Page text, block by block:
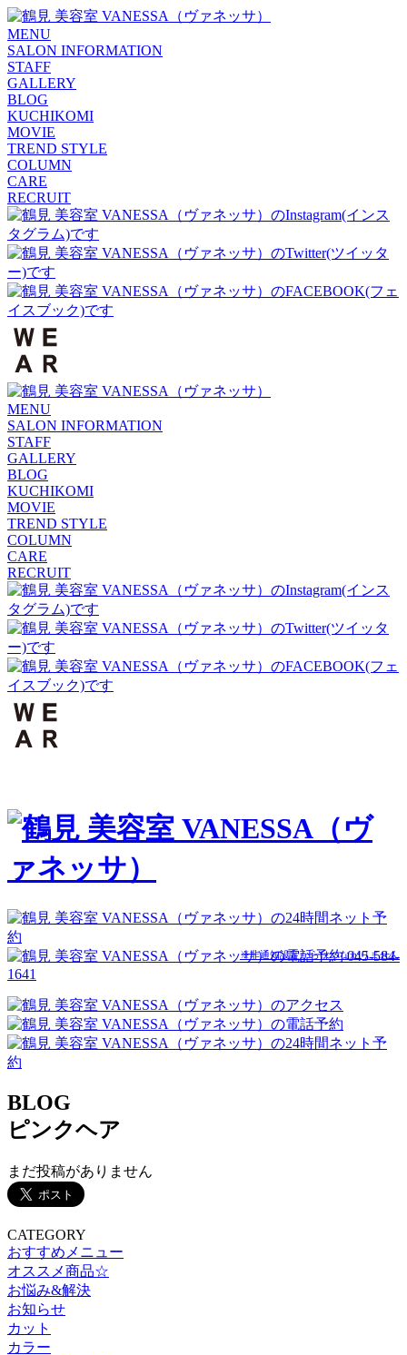
MENU
SALON INFORMATION
STAFF
GALLERY
BLOG
KUCHIKOMI
MOVIE
TREND STYLE
COLUMN
CARE
RECRUIT
MENU
SALON INFORMATION
STAFF
GALLERY
BLOG
KUCHIKOMI
MOVIE
TREND STYLE
COLUMN
CARE
RECRUIT
045-584-
1641
※非通知設定からはつながりません
BLOG
ピンクヘア
まだ投稿がありません
CATEGORY
おすすめメニュー
オススメ商品☆
お悩み&解決
お知らせ
カット
カラー